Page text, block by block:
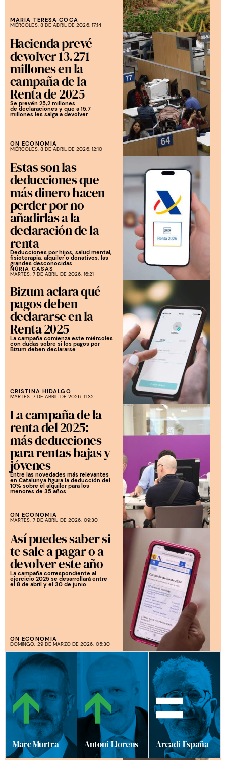
MARIA TERESA COCA
MIÉRCOLES, 8 DE ABRIL DE 2026. 17:14
Hacienda prevé
devolver 13.271
millones en la
campaña de la
Renta de 2025
Se prevén 25,2 millones
de declaraciones y que a 15,7
millones les salga a devolver
ON ECONOMIA
MIÉRCOLES, 8 DE ABRIL DE 2026. 12:10
Estas son las
deducciones que
más dinero hacen
perder por no
añadirlas a la
declaración de la
renta
Deducciones por hijos, salud mental,
fisioterapia, alquiler o donativos, las
grandes desconocidas
NÚRIA CASAS
MARTES, 7 DE ABRIL DE 2026. 16:21
Bizum aclara qué
pagos deben
declararse en la
Renta 2025
La campaña comienza este miércoles
con dudas sobre si los pagos por
Bizum deben declararse
CRISTINA HIDALGO
MARTES, 7 DE ABRIL DE 2026. 11:32
La campaña de la
renta del 2025:
más deducciones
para rentas bajas y
jóvenes
Entre las novedades más relevantes
en Catalunya figura la deducción del
10% sobre el alquiler para los
menores de 35 años
ON ECONOMIA
MARTES, 7 DE ABRIL DE 2026. 09:30
Así puedes saber si
te sale a pagar o a
devolver este año
La campaña correspondiente al
ejercicio 2025 se desarrollará entre
el 8 de abril y el 30 de junio
ON ECONOMIA
DOMINGO, 29 DE MARZO DE 2026. 05:30
Marc Murtra Antoni Llorens Arcadi España